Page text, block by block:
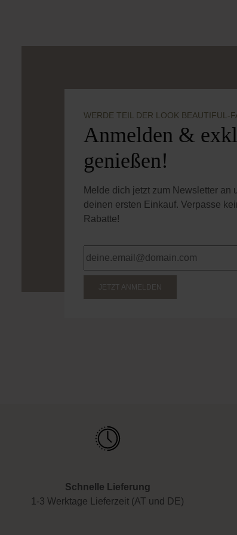
WERDE TEIL DER LOOK BEAUTIFUL-
Anmelden &
genießen!
Melde dich jetzt zum Newsletter an
deinen ersten Einkauf. Verpasse
Rabatte!
JETZT ANMELDEN
Schnelle Lieferung
1-3 Werktage Lieferzeit (AT und DE)